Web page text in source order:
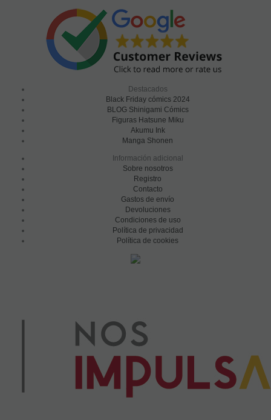
Destacados
Black Friday cómics 2024
BLOG Shinigami Cómics
Figuras Hatsune Miku
Akumu Ink
Manga Shonen
Información adicional
Sobre nosotros
Registro
Contacto
Gastos de envío
Devoluciones
Condiciones de uso
Política de privacidad
Política de cookies